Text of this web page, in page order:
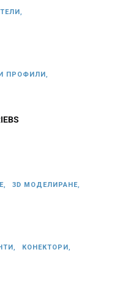
ПРОФИЛИ,
3D МОДЕЛИРАНЕ,
КОНЕКТОРИ,